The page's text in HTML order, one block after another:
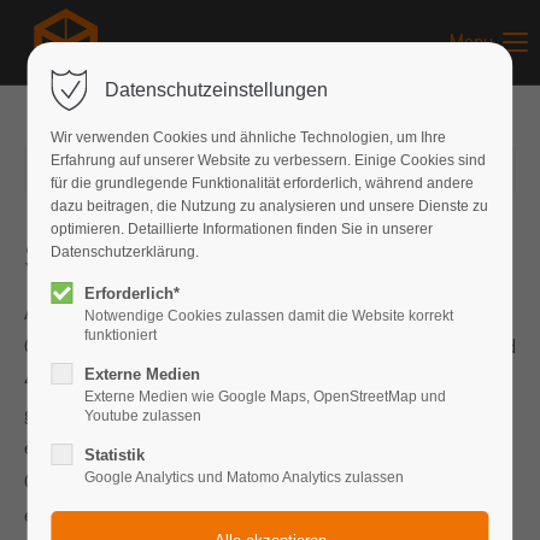
Menu
19.07.2025 von Jonathan Kees (Kommentare: 0)
Standorteröffnung in Simmersfeld
Am 18. Juli 2025 fand die feierliche Eröffnung des
Gebäudeneubaus der Blaich IT GmbH (FC Grupppe) mit rund
400 geladenen Gästen statt. Wir entwickelten dazu
gemeinsam mit der Unternehmensführung ein Konzept für
ein ungezwungenes Fest mit Campus-Charakter, das den
Gästen einen entspannten und unterhaltsamen Abend
erleben lies.
Datenschutzeinstellungen
Wir verwenden Cookies und ähnliche Technologien, um Ihre
Erfahrung auf unserer Website zu verbessern. Einige Cookies sind
für die grundlegende Funktionalität erforderlich, während andere
dazu beitragen, die Nutzung zu analysieren und unsere Dienste zu
optimieren. Detaillierte Informationen finden Sie in unserer
Datenschutzerklärung.
Erforderlich*
Notwendige Cookies zulassen damit die Website korrekt
funktioniert
Externe Medien
Externe Medien wie Google Maps, OpenStreetMap und
Youtube zulassen
Statistik
Google Analytics und Matomo Analytics zulassen